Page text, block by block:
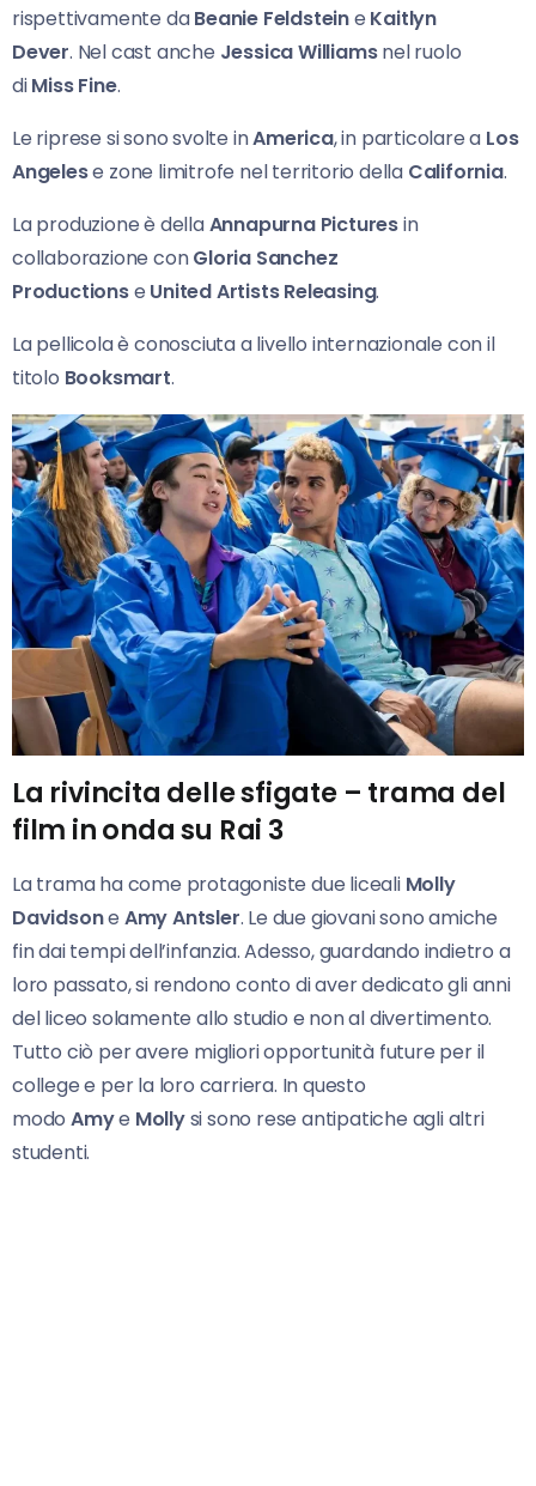
rispettivamente daBeanie Feldsteine Kaitlyn
Dever. Nel cast anche Jessica Williamsnel ruolo
diMiss Fine.
Le riprese si sono svolte inAmerica, in particolare a Los
Angelese zone limitrofe nelterritorio della California.
La produzione è dellaAnnapurna Picturesin
collaborazione conGloria Sanchez
Productionse United Artists Releasing.
La pellicola è conosciuta a livello internazionale con il
titolo Booksmart.
La rivincita delle sfigate – trama del
film in onda su Rai 3
La trama ha come protagoniste due liceali Molly
Davidsone Amy Antsler. Le due giovani sono amiche
fin dai tempi dell’infanzia. Adesso, guardando indietro a
loro passato, si rendono conto di aver dedicato gli anni
del liceo solamente allo studio e non al divertimento.
Tutto ciò per avere migliori opportunità future per il
college e per la loro carriera. In questo
modo Amye Mollysi sono rese antipatiche agli altri
studenti.